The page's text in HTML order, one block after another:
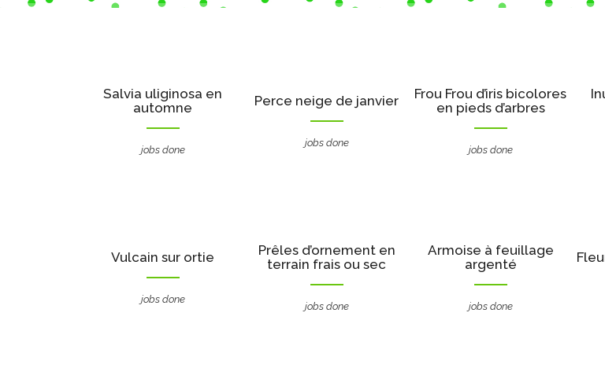
Salvia uliginosa en
automne
jobs done
Perce neige de janvier
jobs done
Frou Frou d’iris bicolores
en pieds d’arbres
jobs done
Vulcain sur ortie
jobs done
Prêles d’ornement en
terrain frais ou sec
jobs done
Armoise à feuillage
argenté
jobs done